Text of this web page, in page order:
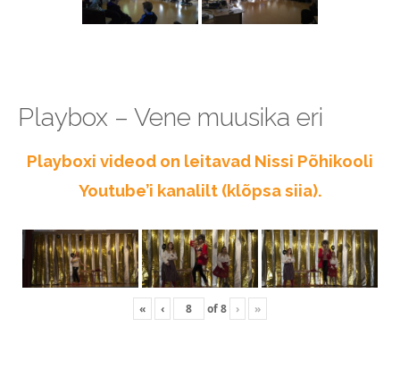
Playbox – Vene muusika eri
Playboxi videod on leitavad Nissi Põhikooli
Youtube’i kanalilt (klõpsa siia).
« ‹ of8 › »